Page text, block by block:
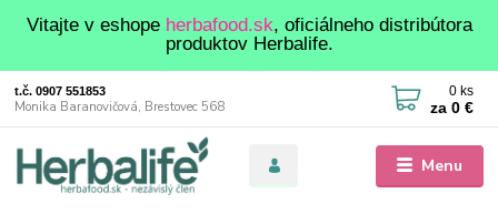
Vitajte v eshope herbafood.sk, oficiálneho distribútora
produktov Herbalife.
Menu
t.č. 0907 551853
Monika Baranovičová, Brestovec 568
0ks
za 0 €